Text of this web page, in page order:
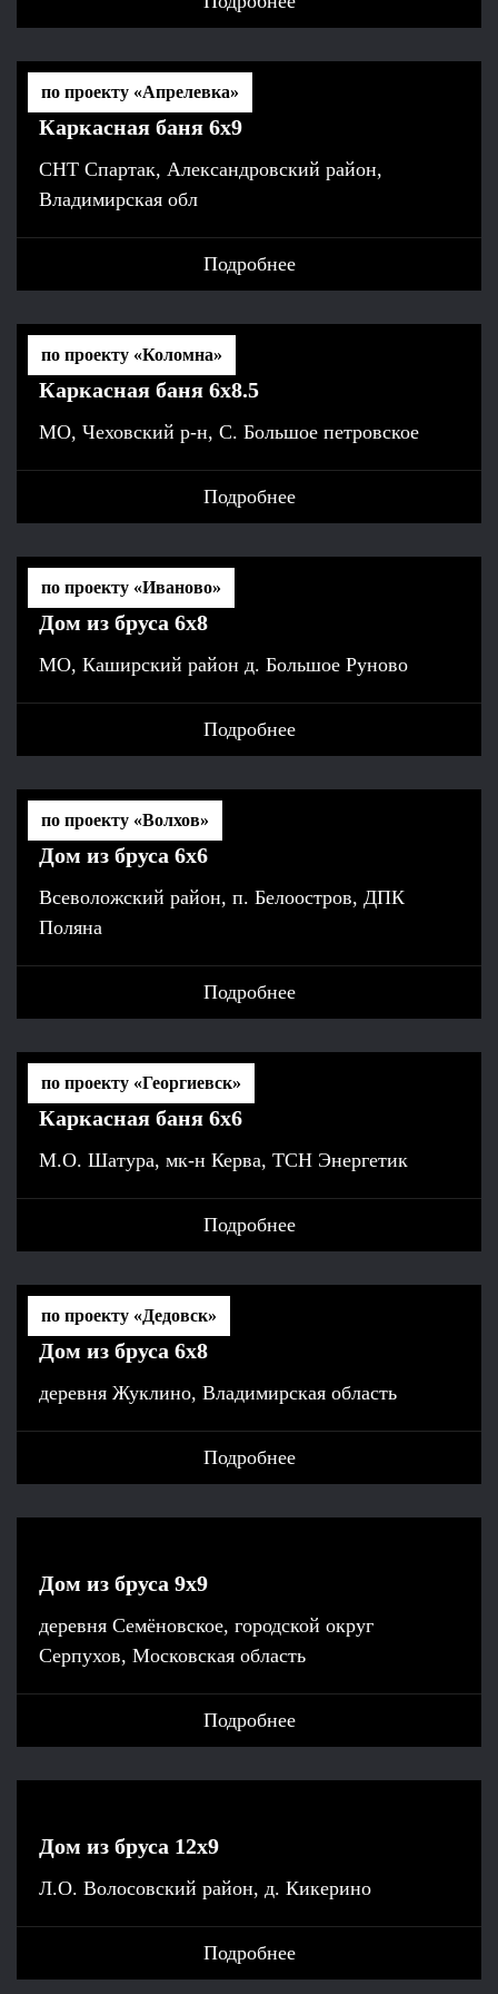
Каркасная баня 6х9
СНТ Спартак, Александровский район,
Владимирская обл
Подробнее
по проекту «Апрелевка»
Каркасная баня 6х8.5
МО, Чеховский р-н, С. Большое петровское
Подробнее
по проекту «Коломна»
Дом из бруса 6х8
МО, Каширский район д. Большое Руново
Подробнее
по проекту «Иваново»
Дом из бруса 6х6
Всеволожский район, п. Белоостров, ДПК
Поляна
Подробнее
по проекту «Волхов»
Каркасная баня 6x6
М.О. Шатура, мк-н Керва, ТСН Энергетик
Подробнее
по проекту «Георгиевск»
Дом из бруса 6х8
деревня Жуклино, Владимирская область
Подробнее
по проекту «Дедовск»
Дом из бруса 9x9
деревня Семёновское, городской округ
Серпухов, Московская область
Подробнее
Дом из бруса 12x9
Л.О. Волосовский район, д. Кикерино
Подробнее